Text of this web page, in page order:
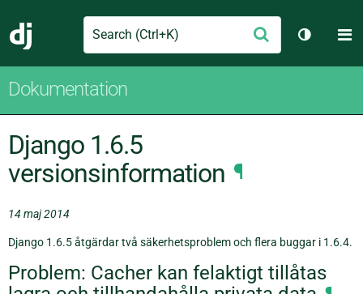
Django
Search Skicka
Växla
Dokumentation
Django 1.6.5
versionsinformation ¶
14 maj 2014
Django 1.6.5 åtgärdar två säkerhetsproblem och flera buggar i 1.6.4.
Problem: Cacher kan felaktigt tillåtas